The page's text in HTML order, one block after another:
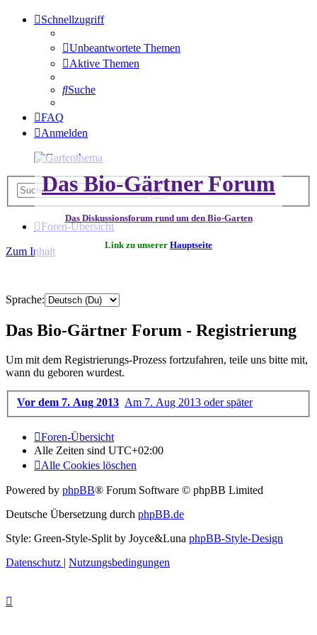
Schnellzugriff
Unbeantwortete Themen
Aktive Themen
Suche
FAQ
Anmelden
Das Bio-Gärtner Forum
Das Diskussionsforum rund um den Bio-Garten
Link zu unserer Hauptseite
SucheErweiterte
Foren-Übersicht
Zum Inhalt
Sprache:
Das Bio-Gärtner Forum - Registrierung
Um mit dem Registrierungs-Prozess fortzufahren, teile uns bitte mit,
wann du geboren wurdest.
Vor dem 7. Aug 2013 Am 7. Aug 2013 oder später
Foren-Übersicht
Alle Zeiten sind UTC+02:00
Alle Cookies löschen
Powered by phpBB® Forum Software © phpBB Limited
Deutsche Übersetzung durch phpBB.de
Style: Green-Style-Split by Joyce&Luna phpBB-Style-Design
Datenschutz | Nutzungsbedingungen